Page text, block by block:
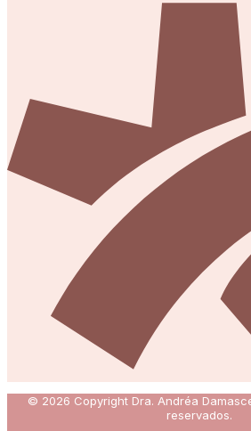
© 2026 Copyright Dra. Andréa
reservados.